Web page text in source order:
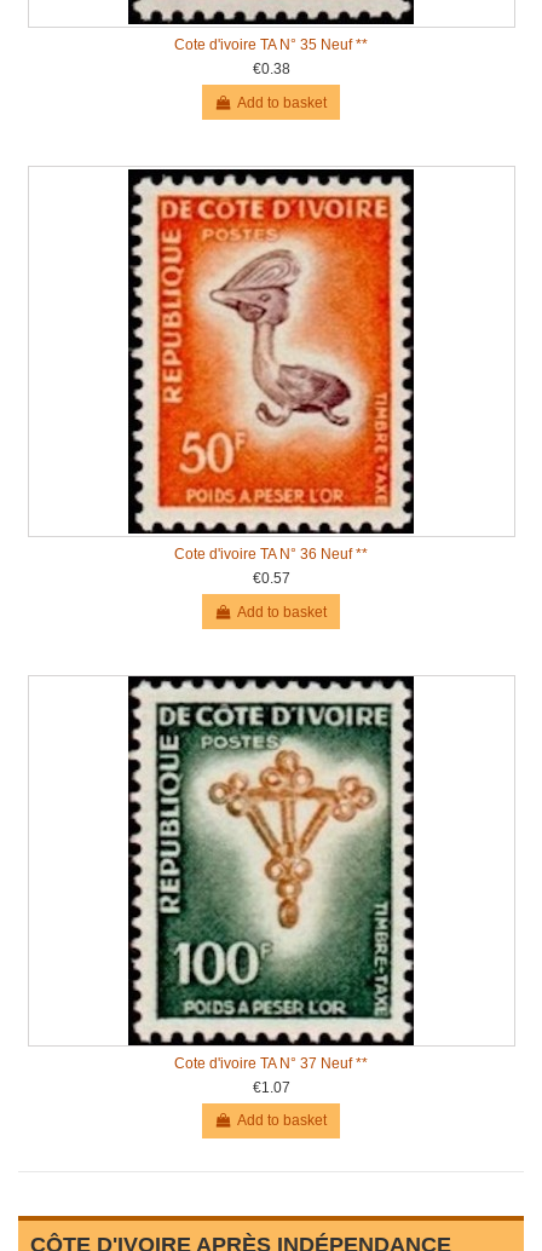
Cote d'ivoire TA N° 35 Neuf **
€0.38
Add to basket
Cote d'ivoire TA N° 36 Neuf **
€0.57
Add to basket
Cote d'ivoire TA N° 37 Neuf **
€1.07
Add to basket
CÔTE D'IVOIRE APRÈS INDÉPENDANCE